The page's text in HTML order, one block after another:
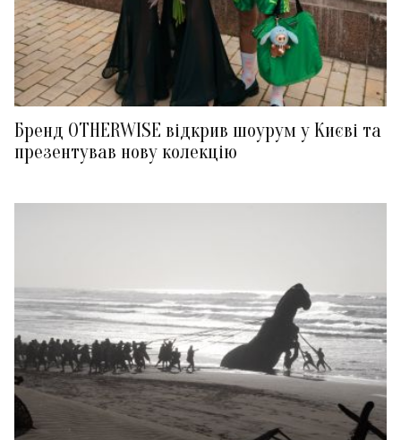
Бренд OTHERWISE відкрив шоурум у Києві та
презентував нову колекцію